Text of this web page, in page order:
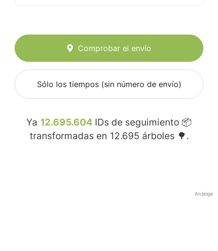
Comprobar el envío
Sólo los tiempos (sin número de envío)
Ya 12.695.604 IDs de seguimiento 📦
transformadas en 12.695 árboles 🌳.
Anzeige